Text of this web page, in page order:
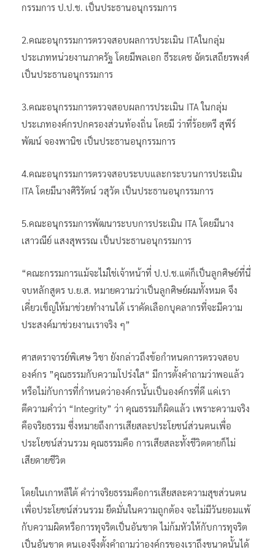
กรรมการ ป.ป.ช. เป็นประธานอนุกรรมการ
2.คณะอนุกรรมการตรวจสอบผลการประเมิน ITAในกลุ่ม
ประเภทหน่วยงานภาครัฐ โดยมีพลเอก ธีระเดช ฉัตรเสถียรพงศ์
เป็นประธานอนุกรรมการ
3.คณะอนุกรรมการตรวจสอบผลการประเมิน ITA ในกลุ่ม
ประเภทองค์กรปกครองส่วนท้องถิ่น โดยมี ว่าที่ร้อยตรี สุพีร์
พัฒน์ จองพานิช เป็นประธานอนุกรรมการ
4.คณะอนุกรรมการตรวจสอบระบบและกระบวนการประเมิน
ITA โดยมีนางศิริรัตน์ วสุวัต เป็นประธานอนุกรรมการ
5.คณะอนุกรรมการพัฒนาระบบการประเมิน ITA โดยมีนาง
เสาวณีย์ แสงสุพรรณ เป็นประธานอนุกรรมการ
“คณะกรรมการแม้จะไม่ใช่เจ้าหน้าที่ ป.ป.ช.แต่ก็เป็นลูกศิษย์ที่นี่
จบหลักสูตร บ.ย.ส. หมายความว่าเป็นลูกศิษย์ผมทั้งหมด จึง
เคี่ยวเข็ญให้มาช่วยทำงานได้ เราคัดเลือกบุคลากรที่จะมีความ
ประสงค์มาช่วยงานเราจริง ๆ”
ศาสตราจารย์พิเศษ วิชา ยังกล่าวถึงข้อกำหนดการตรวจสอบ
องค์กร ”คุณธรรมกับความโปร่งใส“ มีการตั้งคำถามว่าพอแล้ว
หรือไม่กับการที่กำหนดว่าองค์กรนั้นเป็นองค์กรที่ดี แค่เรา
ตีความคำว่า “Integrity” ว่า คุณธรรมก็ผิดแล้ว เพราะความจริง
คือจริยธรรม ซึ่งหมายถึงการเสียสละประโยชน์ส่วนตนเพื่อ
ประโยชน์ส่วนรวม คุณธรรมคือ การเสียสละทั้งชีวิตตายก็ไม่
เสียดายชีวิต
โดยในเกาหลีใต้ คำว่าจริยธรรมคือการเสียสละความสุขส่วนตน
เพื่อประโยชน์ส่วนรวม ยึดมั่นในความถูกต้อง จะไม่มีวันยอมแพ้
กับความผิดหรือการทุจริตเป็นอันขาด ไม่ก้มหัวให้กับการทุจริต
เป็นอันขาด ตนเองจึงตั้งคำถามว่าองค์กรของเราถึงขนาดนั้นได้